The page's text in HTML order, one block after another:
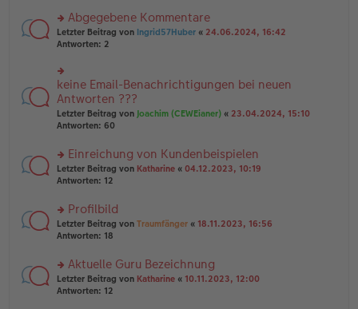
tr
a
g
e
n
er
tr
a
g
n
g
el
e
n
er
B
ei
tr
g
rs
te
u
n
g
el
es
e
er
B
ei
tr
g
Abgegebene Kommentare
Letzter Beitrag von Ingrid57Huber « 24.06.2024, 16:42
Antworten: 2
rs
te
r
u
n
el
es
e
B
ei
tr
g
keine Email-Benachrichtigungen bei neuen
Antworten ???
Letzter Beitrag von Joachim (CEWEianer) « 23.04.2024, 15:10
Antworten: 60
rs
te
n
g
el
e
n
er
Einreichung von Kundenbeispielen
Letzter Beitrag von Katharine « 04.12.2023, 10:19
Antworten: 12
rs
te
n
g
el
Profilbild
Letzter Beitrag von Traumfänger « 18.11.2023, 16:56
Antworten: 18
rs
te
Aktuelle Guru Bezeichnung
Letzter Beitrag von Katharine « 10.11.2023, 12:00
Antworten: 12